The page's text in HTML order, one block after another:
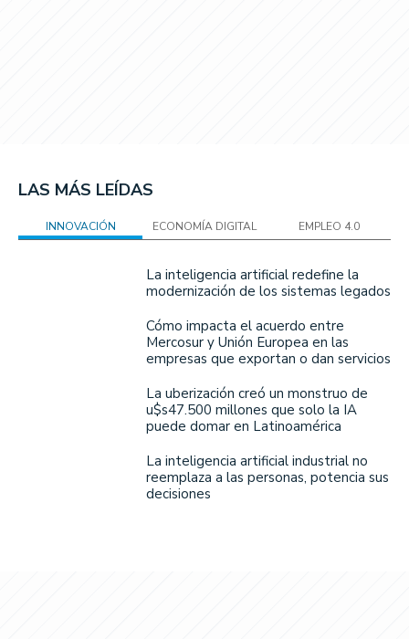
LAS MÁS LEÍDAS
INNOVACIÓN ECONOMÍA DIGITAL EMPLEO 4.0
La inteligencia artificial redefine la
modernización de los sistemas legados
Cómo impacta el acuerdo entre
Mercosur y Unión Europea en las
empresas que exportan o dan servicios
La uberización creó un monstruo de
u$s47.500 millones que solo la IA
puede domar en Latinoamérica
La inteligencia artificial industrial no
reemplaza a las personas, potencia sus
decisiones